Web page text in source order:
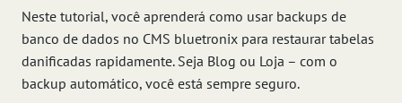
Neste tutorial, você aprenderá como usar backups de
banco de dados no CMS bluetronix para restaurar tabelas
danificadas rapidamente. Seja Blog ou Loja – com o
backup automático, você está sempre seguro.